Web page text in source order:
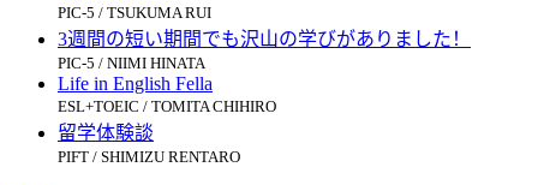
PIC-5 / TSUKUMA RUI
3週間の短い期間でも沢山の学びがありました！
PIC-5 / NIIMI HINATA
Life in English Fella
ESL+TOEIC / TOMITA CHIHIRO
留学体験談
PIFT / SHIMIZU RENTARO